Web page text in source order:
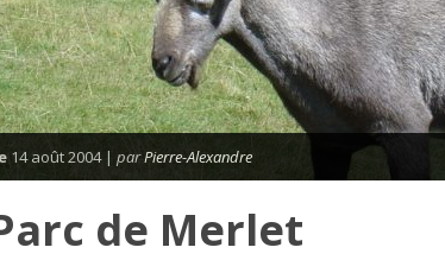
14 août 2004 | parPierre-Alexandre
de Merlet